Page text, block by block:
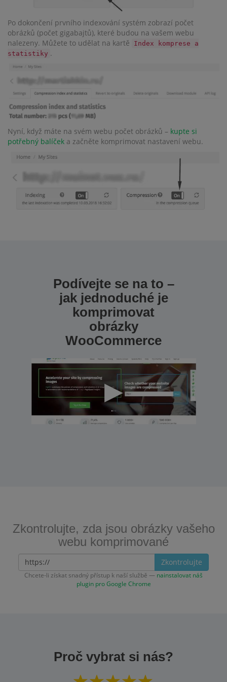
Po dokončení prvního indexování systém zobrazí počet
obrázků (počet gigabajtů), které budou na vašem webu
nalezeny. Můžete to udělat na kartě
Index komprese a
statistiky .
Nyní, když máte na svém webu počet obrázků – kupte si
potřebný balíček a začněte komprimovat nastavení webu.
Podívejte se na to –
jak jednoduché je
komprimovat
obrázky
WooCommerce
Zkontrolujte, zda jsou obrázky vašeho
webu komprimované
Zkontrolujte
Chcete-li získat snadný přístup k naší službě — nainstalovat náš
plugin pro Google Chrome
Proč vybrat si nás?